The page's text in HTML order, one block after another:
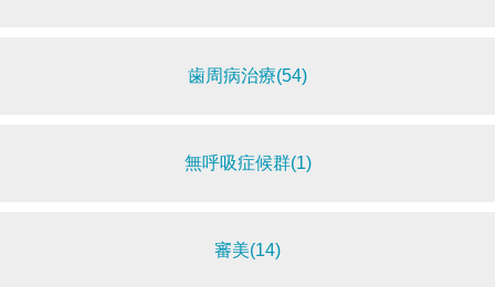
歯周病治療(54)
無呼吸症候群(1)
審美(14)